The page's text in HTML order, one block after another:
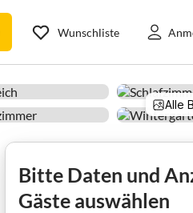
Wunschliste
Alle
Bitte Daten und
Gäste auswählen